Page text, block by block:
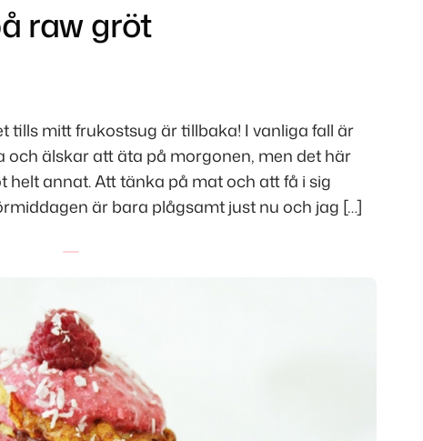
raw gröt
tills mitt frukostsug är tillbaka! I vanliga fall är
älskar att äta på morgonen, men det här
annat. Att tänka på mat och att få i sig
är bara plågsamt just nu och jag […]